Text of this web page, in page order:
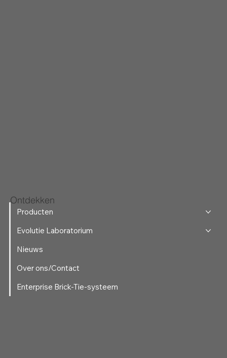
Ontdekken
Producten
Evolutie Laboratorium
Nieuws
Over ons/Contact
Enterprise Brick-Tie-systeem